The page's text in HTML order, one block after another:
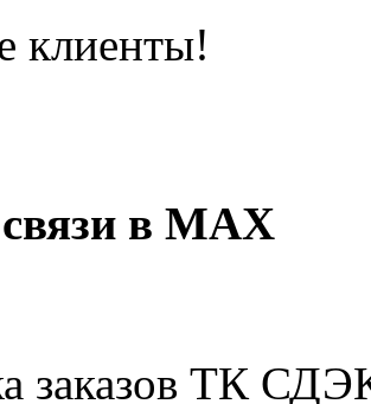
клиенты!
в МАХ
заказов ТК